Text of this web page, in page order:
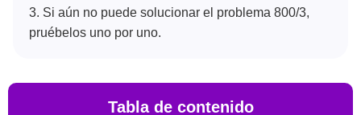
3. Si aún no puede solucionar el problema 800/3,
pruébelos uno por uno.
Tabla de contenido